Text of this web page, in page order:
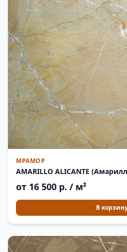
МРАМОР
AMARILLO ALICANTE
от 16 500 р. / м²
В